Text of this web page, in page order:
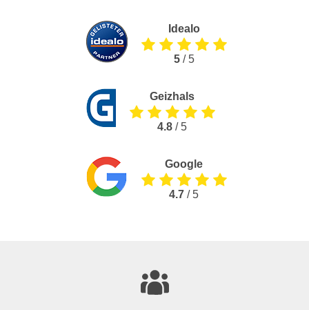
Idealo
5/ 5
Geizhals
4.8 / 5
Google
4.7 / 5